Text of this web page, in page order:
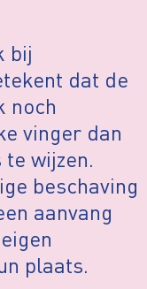
bij
dat de
noch
vinger dan
wijzen.
beschaving
aanvang
plaats.